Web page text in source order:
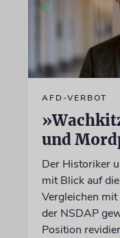
AFD-VERBOT
und
Der Historiker
mit Blick auf
Vergleichen
der NSDAP
Position